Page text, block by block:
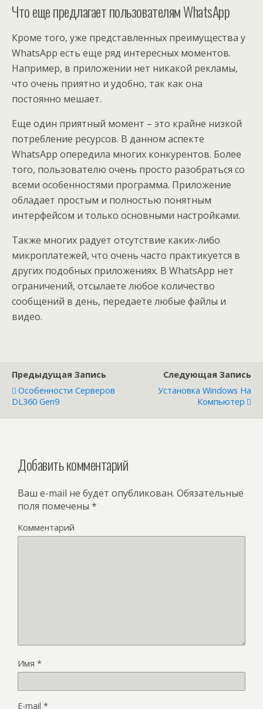
Что еще предлагает пользователям WhatsApp
Кроме того, уже представленных преимущества у
WhatsApp есть еще ряд интересных моментов.
Например, в приложении нет никакой рекламы,
что очень приятно и удобно, так как она
постоянно мешает.
Еще один приятный момент – это крайне низкой
потребление ресурсов. В данном аспекте
WhatsApp опередила многих конкурентов. Более
того, пользователю очень просто разобраться со
всеми особенностями программа. Приложение
обладает простым и полностью понятным
интерфейсом и только основными настройками.
Также многих радует отсутствие каких-либо
микроплатежей, что очень часто практикуется в
других подобных приложениях. В WhatsApp нет
ограничений, отсылаете любое количество
сообщений в день, передаете любые файлы и
видео.
Предыдущая Запись
Особенности Серверов
DL360 Gen9
Следующая Запись
Установка Windows На
Компьютер
Добавить комментарий
Ваш e-mail не будет опубликован. Обязательные
поля помечены *
Комментарий
Имя *
E-mail *